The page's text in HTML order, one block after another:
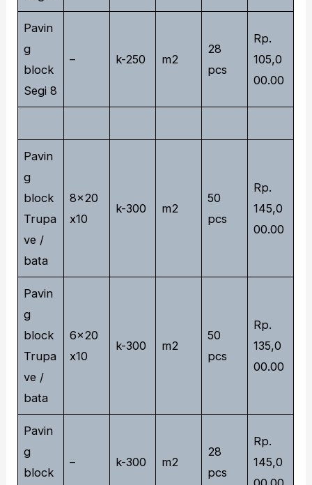
Pavin
g
block
Segi 8
– k-250 m2
28
pcs
Rp.
105,0
00.00
Pavin
g
block
Trupa
ve /
bata
8x20
x10
k-300 m2
50
pcs
Rp.
145,0
00.00
Pavin
g
block
Trupa
ve /
bata
6x20
x10
k-300 m2
50
pcs
Rp.
135,0
00.00
Pavin
g
block
– k-300 m2
28
pcs
Rp.
145,0